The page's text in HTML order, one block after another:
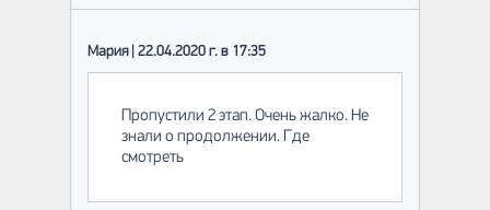
Мария | 22.04.2020 г. в 17:35
Пропустили 2 этап. Очень жалко. Не
знали о продолжении. Где
смотреть